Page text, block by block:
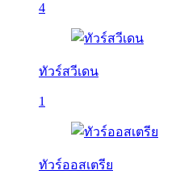
4
ทัวร์สวีเดน
1
ทัวร์ออสเตรีย